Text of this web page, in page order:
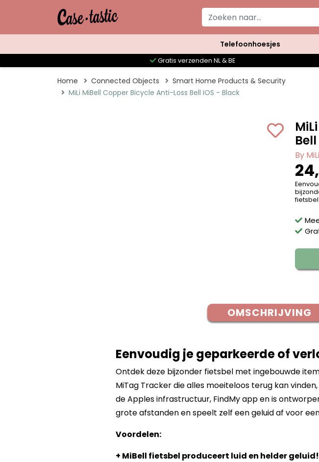
Telefoonhoesjes
Gratis verzenden NL & BE
Home Connected Objects
Smart Home Products & Security
MiLi MiBell Copper Bicycle Anti-Loss Bell iOS - Black
By MiLi
OMSCHRIJVING
Eenvoudig je geparkeerde of
Ontdek deze bijzonder fietsbel met ingebouwde
MiTag Tracker die alles moeiteloos terug kan
de Apples infrastructuur, FindMy app en is
grote afstanden en speelt zelf een geluid af voor
Voordelen:
+ MiBell fietsbel produceert luid en helder geluid!